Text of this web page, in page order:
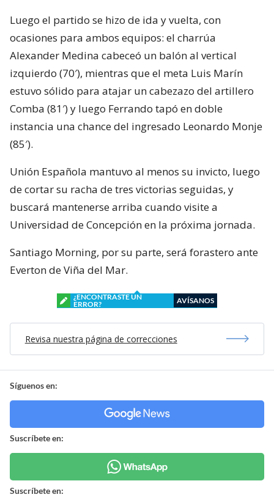
Luego el partido se hizo de ida y vuelta, con
ocasiones para ambos equipos: el charrúa
Alexander Medina cabeceó un balón al vertical
izquierdo (70′), mientras que el meta Luis Marín
estuvo sólido para atajar un cabezazo del artillero
Comba (81′) y luego Ferrando tapó en doble
instancia una chance del ingresado Leonardo Monje
(85′).
Unión Española mantuvo al menos su invicto, luego
de cortar su racha de tres victorias seguidas, y
buscará mantenerse arriba cuando visite a
Universidad de Concepción en la próxima jornada.
Santiago Morning, por su parte, será forastero ante
Everton de Viña del Mar.
¿ENCONTRASTE UN
ERROR?
AVÍSANOS
Revisa nuestra página de correcciones
Síguenos en:
Suscríbete en:
Suscríbete en: